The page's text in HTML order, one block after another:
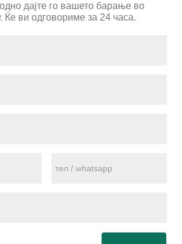
дајте го вашето барање во
ви одговориме за 24 часа.